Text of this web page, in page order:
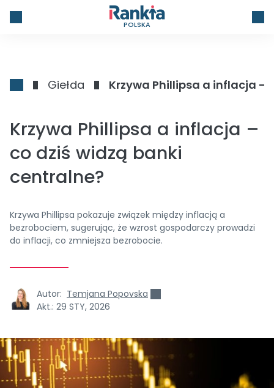
POLSKA
Giełda Krzywa Phillipsa a inflacja –
Krzywa Phillipsa a inflacja –
co dziś widzą banki
centralne?
Krzywa Phillipsa pokazuje związek między inflacją a
bezrobociem, sugerując, że wzrost gospodarczy prowadzi
do inflacji, co zmniejsza bezrobocie.
Autor: Temjana Popovska
Akt.: 29 STY, 2026